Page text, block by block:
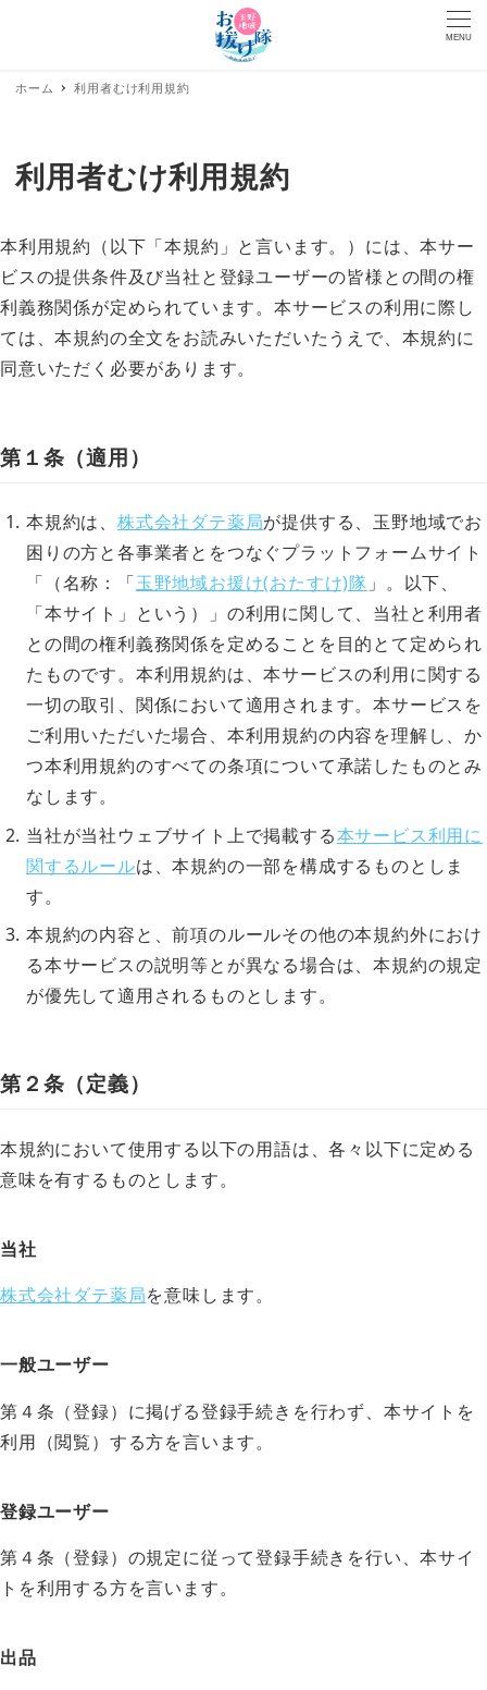
MENU
ホーム 利用者むけ利用規約
利用者むけ利用規約
本利用規約（以下「本規約」と言います。）には、本サー
ビスの提供条件及び当社と登録ユーザーの皆様との間の権
利義務関係が定められています。本サービスの利用に際し
ては、本規約の全文をお読みいただいたうえで、本規約に
同意いただく必要があります。
第１条（適用）
本規約は、 株式会社ダテ薬局が提供する、玉野地域でお
困りの方と各事業者とをつなぐプラットフォームサイト
「（名称：「玉野地域お援け(おたすけ)隊 」。以下、
「本サイト」という）」の利用に関して、当社と利用者
との間の権利義務関係を定めることを目的とて定められ
たものです。本利用規約は、本サービスの利用に関する
一切の取引、関係において適用されます。本サービスを
ご利用いただいた場合、本利用規約の内容を理解し、か
つ本利用規約のすべての条項について承諾したものとみ
なします。
当社が当社ウェブサイト上で掲載する本サービス利用に
関するルールは、本規約の一部を構成するものとしま
す。
本規約の内容と、前項のルールその他の本規約外におけ
る本サービスの説明等とが異なる場合は、本規約の規定
が優先して適用されるものとします。
第２条（定義）
本規約において使用する以下の用語は、各々以下に定める
意味を有するものとします。
当社
株式会社ダテ薬局を意味します。
一般ユーザー
第４条（登録）に掲げる登録手続きを行わず、本サイトを
利用（閲覧）する方を言います。
登録ユーザー
第４条（登録）の規定に従って登録手続きを行い、本サイ
トを利用する方を言います。
出品